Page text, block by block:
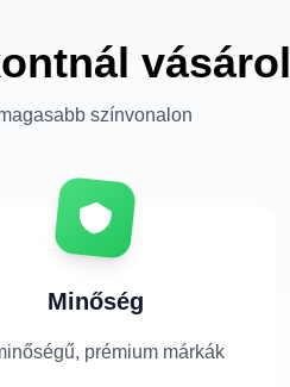
színvonalon
Minőség
prémium márkák